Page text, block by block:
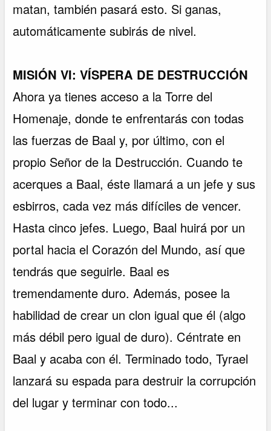
matan, también pasará esto. Si ganas,
automáticamente subirás de nivel.
MISIÓN VI: VÍSPERA DE DESTRUCCIÓN
Ahora ya tienes acceso a la Torre del
Homenaje, donde te enfrentarás con todas
las fuerzas de Baal y, por último, con el
propio Señor de la Destrucción. Cuando te
acerques a Baal, éste llamará a un jefe y sus
esbirros, cada vez más difíciles de vencer.
Hasta cinco jefes. Luego, Baal huirá por un
portal hacia el Corazón del Mundo, así que
tendrás que seguirle. Baal es
tremendamente duro. Además, posee la
habilidad de crear un clon igual que él (algo
más débil pero igual de duro). Céntrate en
Baal y acaba con él. Terminado todo, Tyrael
lanzará su espada para destruir la corrupción
del lugar y terminar con todo...